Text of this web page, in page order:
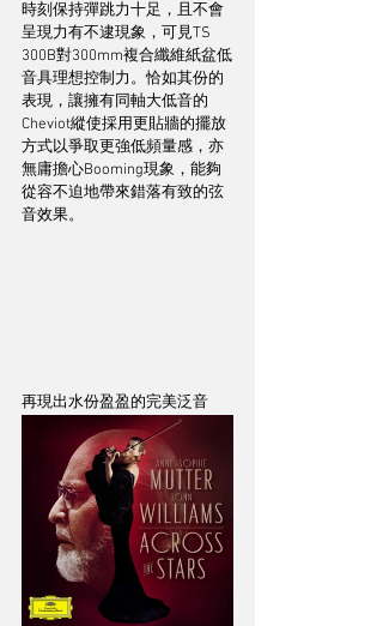
時刻保持彈跳力十足，且不會
呈現力有不逮現象，可見TS
300B對300mm複合纖維紙盆低
音具理想控制力。恰如其份的
表現，讓擁有同軸大低音的
Cheviot縱使採用更貼牆的擺放
方式以爭取更強低頻量感，亦
無庸擔心Booming現象，能夠
從容不迫地帶來錯落有致的弦
音效果。
再現出水份盈盈的完美泛音